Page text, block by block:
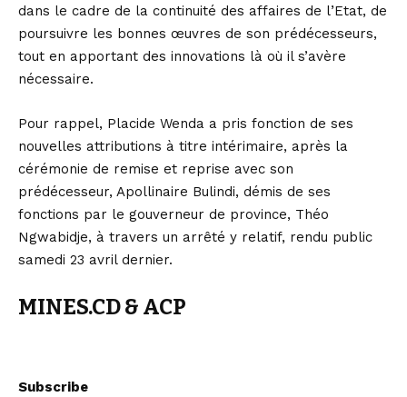
dans le cadre de la continuité des affaires de l’Etat, de
poursuivre les bonnes œuvres de son prédécesseurs,
tout en apportant des innovations là où il s’avère
nécessaire.
Pour rappel, Placide Wenda a pris fonction de ses
nouvelles attributions à titre intérimaire, après la
cérémonie de remise et reprise avec son
prédécesseur, Apollinaire Bulindi, démis de ses
fonctions par le gouverneur de province, Théo
Ngwabidje, à travers un arrêté y relatif, rendu public
samedi 23 avril dernier.
MINES.CD & ACP
Subscribe